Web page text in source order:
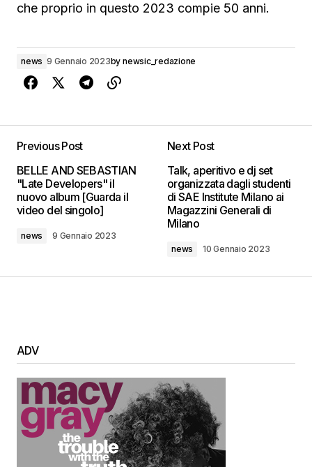
che proprio in questo 2023 compie 50 anni.
news 9 Gennaio 2023by newsic_redazione
Previous Post
BELLE AND SEBASTIAN
"Late Developers" il
nuovo album [Guarda il
video del singolo]
news 9 Gennaio 2023
Next Post
Talk, aperitivo e dj set
organizzata dagli studenti
di SAE Institute Milano ai
Magazzini Generali di
Milano
news 10 Gennaio 2023
ADV